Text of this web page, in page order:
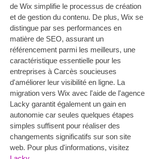
de Wix simplifie le processus de création
et de gestion du contenu. De plus, Wix se
distingue par ses performances en
matière de SEO, assurant un
référencement parmi les meilleurs, une
caractéristique essentielle pour les
entreprises à Carcès soucieuses
d'améliorer leur visibilité en ligne. La
migration vers Wix avec l'aide de l'agence
Lacky garantit également un gain en
autonomie car seules quelques étapes
simples suffisent pour réaliser des
changements significatifs sur son site
web. Pour plus d'informations, visitez